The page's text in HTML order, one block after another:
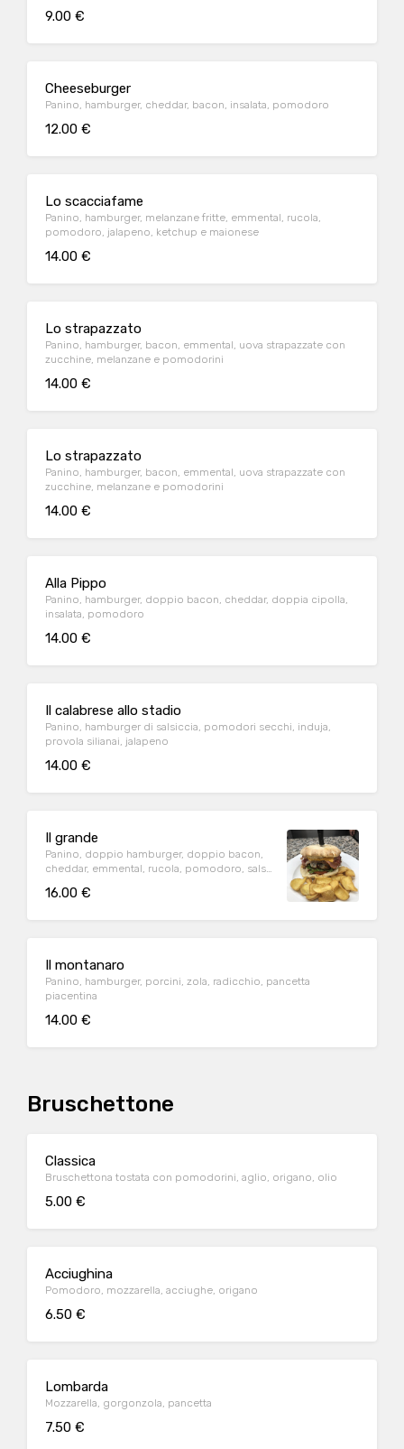
9.00 €
Cheeseburger
Panino, hamburger, cheddar, bacon, insalata, pomodoro
12.00 €
Lo scacciafame
Panino, hamburger, melanzane fritte, emmental, rucola,
pomodoro, jalapeno, ketchup e maionese
14.00 €
Lo strapazzato
Panino, hamburger, bacon, emmental, uova strapazzate con
zucchine, melanzane e pomodorini
14.00 €
Lo strapazzato
Panino, hamburger, bacon, emmental, uova strapazzate con
zucchine, melanzane e pomodorini
14.00 €
Alla Pippo
Panino, hamburger, doppio bacon, cheddar, doppia cipolla,
insalata, pomodoro
14.00 €
Il calabrese allo stadio
Panino, hamburger di salsiccia, pomodori secchi, induja,
provola silianai, jalapeno
14.00 €
Il grande
Panino, doppio hamburger, doppio bacon,
cheddar, emmental, rucola, pomodoro, salsa
16.00 €
Il montanaro
Panino, hamburger, porcini, zola, radicchio, pancetta
piacentina
14.00 €
Bruschettone
Classica
Bruschettona tostata con pomodorini, aglio, origano, olio
5.00 €
Acciughina
Pomodoro, mozzarella, acciughe, origano
6.50 €
Lombarda
Mozzarella, gorgonzola, pancetta
7.50 €